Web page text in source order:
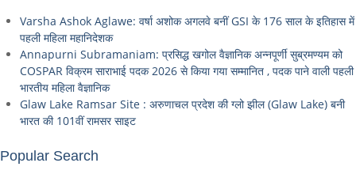
Varsha Ashok Aglawe: वर्षा अशोक अगलवे बनीं GSI के 176 साल के इतिहास में
पहली महिला महानिदेशक
Annapurni Subramaniam: प्रसिद्ध खगोल वैज्ञानिक अन्नपूर्णी सुब्रमण्यम को
COSPAR विक्रम साराभाई पदक 2026 से किया गया सम्मानित , पदक पाने वाली पहली
भारतीय महिला वैज्ञानिक
Glaw Lake Ramsar Site : अरुणाचल प्रदेश की ग्लो झील (Glaw Lake) बनी
भारत की 101वीं रामसर साइट
Popular Search